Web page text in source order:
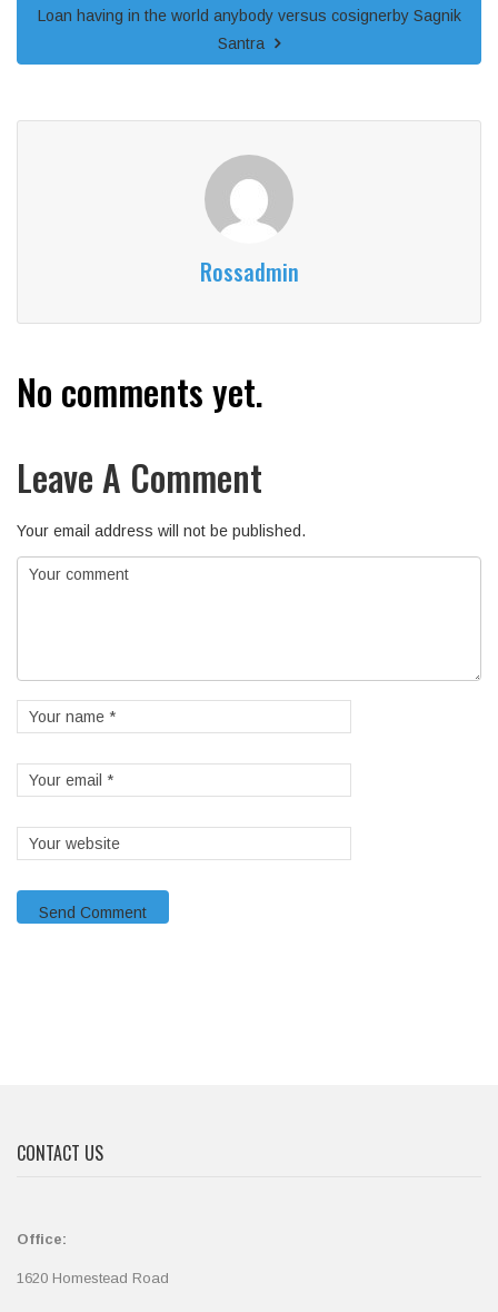
Loan having in the world anybody versus cosignerby Sagnik
Santra
Rossadmin
No comments yet.
Leave A Comment
Your email address will not be published.
CONTACT US
Office:
1620 Homestead Road